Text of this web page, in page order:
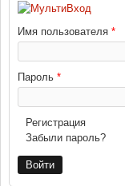
Имя пользователя *
Пароль *
Регистрация
Забыли пароль?